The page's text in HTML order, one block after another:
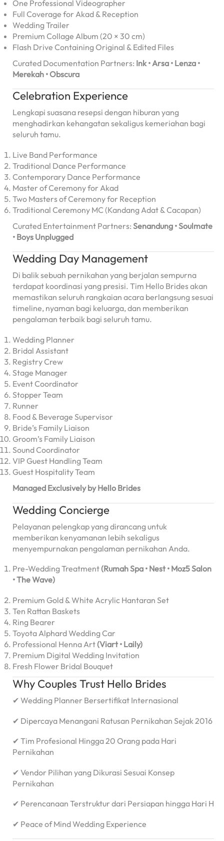
One Professional Videographer
Full Coverage for Akad & Reception
Wedding Trailer
Premium Collage Album (20 × 30 cm)
Flash Drive Containing Original & Edited Files
Curated Documentation Partners: Ink • Arsa • Lenza •
Merekah • Obscura
Celebration Experience
Lengkapi suasana resepsi dengan hiburan yang
menghadirkan kehangatan sekaligus kemeriahan bagi
seluruh tamu.
Live Band Performance
Traditional Dance Performance
Contemporary Dance Performance
Master of Ceremony for Akad
Two Masters of Ceremony for Reception
Traditional Ceremony MC (Kandang Adat & Cacapan)
Curated Entertainment Partners: Senandung • Soulmate
• Boys Unplugged
Wedding Day Management
Di balik sebuah pernikahan yang berjalan sempurna
terdapat koordinasi yang presisi. Tim Hello Brides akan
memastikan seluruh rangkaian acara berlangsung sesuai
timeline, nyaman bagi keluarga, dan memberikan
pengalaman terbaik bagi seluruh tamu.
Wedding Planner
Bridal Assistant
Registry Crew
Stage Manager
Event Coordinator
Stopper Team
Runner
Food & Beverage Supervisor
Bride’s Family Liaison
Groom’s Family Liaison
Sound Coordinator
VIP Guest Handling Team
Guest Hospitality Team
Managed Exclusively by Hello Brides
Wedding Concierge
Pelayanan pelengkap yang dirancang untuk
memberikan kenyamanan lebih sekaligus
menyempurnakan pengalaman pernikahan Anda.
Pre-Wedding Treatment(Rumah Spa • Nest • Moz5 Salon
• The Wave)
Premium Gold & White Acrylic Hantaran Set
Ten Rattan Baskets
Ring Bearer
Toyota Alphard Wedding Car
Professional Henna Art(Viart • Laily)
Premium Digital Wedding Invitation
Fresh Flower Bridal Bouquet
Why Couples Trust Hello Brides
✔ Wedding Planner Bersertifikat Internasional
✔ Dipercaya Menangani Ratusan Pernikahan Sejak 2016
✔ Tim Profesional Hingga 20 Orang pada Hari
Pernikahan
✔ Vendor Pilihan yang Dikurasi Sesuai Konsep
Pernikahan
✔ Perencanaan Terstruktur dari Persiapan hingga Hari H
✔ Peace of Mind Wedding Experience